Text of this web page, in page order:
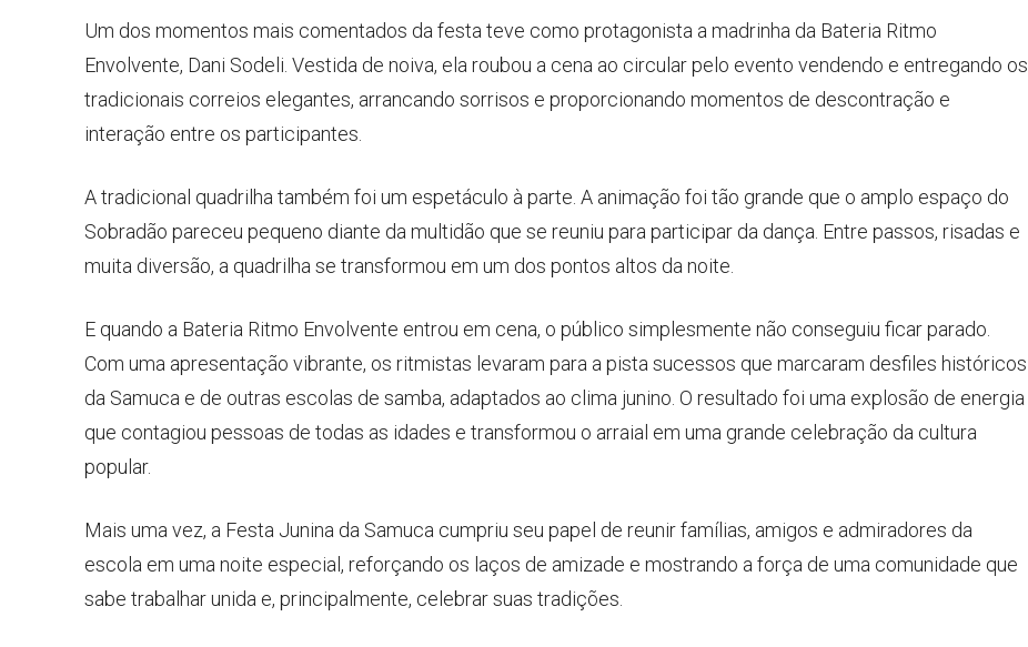
Um dos momentos mais comentados da festa teve como protagonista a madrinha da Bateria Ritmo
Envolvente, Dani Sodeli. Vestida de noiva, ela roubou a cena ao circular pelo evento vendendo e entregando os
tradicionais correios elegantes, arrancando sorrisos e proporcionando momentos de descontração e
interação entre os participantes.
A tradicional quadrilha também foi um espetáculo à parte. A animação foi tão grande que o amplo espaço do
Sobradão pareceu pequeno diante da multidão que se reuniu para participar da dança. Entre passos, risadas e
muita diversão, a quadrilha se transformou em um dos pontos altos da noite.
E quando a Bateria Ritmo Envolvente entrou em cena, o público simplesmente não conseguiu ficar parado.
Com uma apresentação vibrante, os ritmistas levaram para a pista sucessos que marcaram desfiles históricos
da Samuca e de outras escolas de samba, adaptados ao clima junino. O resultado foi uma explosão de energia
que contagiou pessoas de todas as idades e transformou o arraial em uma grande celebração da cultura
popular.
Mais uma vez, a Festa Junina da Samuca cumpriu seu papel de reunir famílias, amigos e admiradores da
escola em uma noite especial, reforçando os laços de amizade e mostrando a força de uma comunidade que
sabe trabalhar unida e, principalmente, celebrar suas tradições.